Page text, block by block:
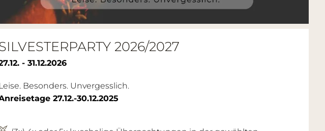
2026/2027
- 31.12.2026
Leise. Besonders. Unvergesslich.
27.12.-30.12.2025